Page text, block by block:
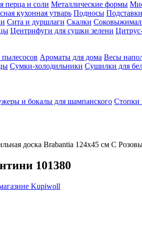
перца и соли Металлические формы
кухонная утварь Подносы
Сита и дуршлаги Скалки
Центрифуги для сушки зелени
Ароматы для дома Весы
Сумки-холодильники Сушилки для
и бокалы для шампанского Стопки
доска Brabantia 124х45 см С
101380